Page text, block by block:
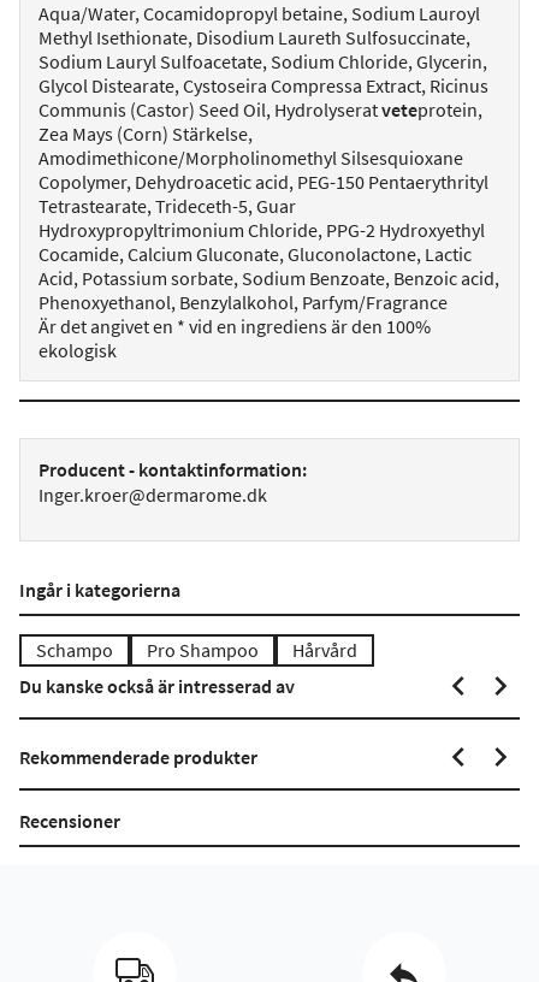
Aqua/Water, Cocamidopropyl betaine, Sodium Lauroyl
Methyl Isethionate, Disodium Laureth Sulfosuccinate,
Sodium Lauryl Sulfoacetate, Sodium Chloride, Glycerin,
Glycol Distearate, Cystoseira Compressa Extract, Ricinus
Communis (Castor) Seed Oil, Hydrolyseratveteprotein,
Zea Mays (Corn) Stärkelse,
Amodimethicone/Morpholinomethyl Silsesquioxane
Copolymer, Dehydroacetic acid, PEG-150 Pentaerythrityl
Tetrastearate, Trideceth-5, Guar
Hydroxypropyltrimonium Chloride, PPG-2 Hydroxyethyl
Cocamide, Calcium Gluconate, Gluconolactone, Lactic
Acid, Potassium sorbate, Sodium Benzoate, Benzoic acid,
Phenoxyethanol, Benzylalkohol, Parfym/Fragrance
Är det angivet en * vid en ingrediens är den 100%
ekologisk
Producent - kontaktinformation:
Inger.kroer@dermarome.dk
Ingår i kategorierna
Schampo Pro Shampoo
Hårvård
Du kanske också är intresserad av
Rekommenderade produkter
Recensioner